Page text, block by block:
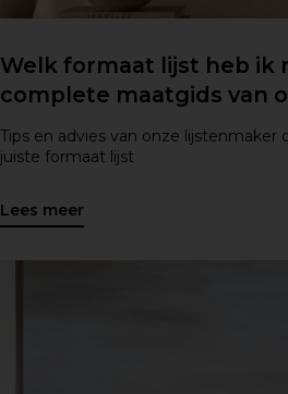
Welk formaat lijst heb ik
complete maatgids van
Tips en advies van onze lijstenmaker
juiste formaat lijst
Lees meer